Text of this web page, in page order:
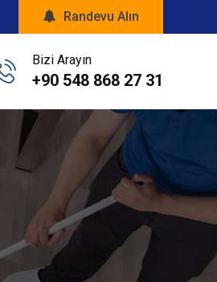
Randevu Alın
Bizi Arayın
+90 548 868 27 31